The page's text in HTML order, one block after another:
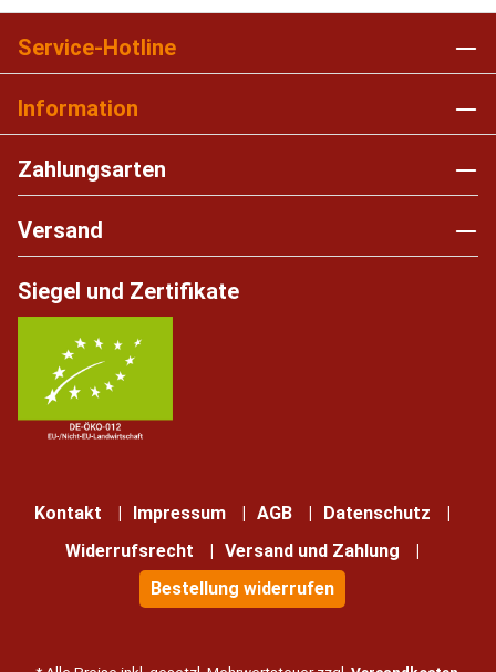
Service-Hotline
Information
Zahlungsarten
Versand
Siegel und Zertifikate
Kontakt Impressum AGB
Datenschutz
Widerrufsrecht
Versand und Zahlung
Bestellung widerrufen